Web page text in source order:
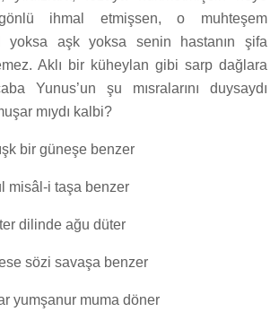
ihmal etmişsen, o muhteşem
yoksa aşk yoksa senin hastanın şifa
Aklı bir küheylan gibi sarp dağlara
Yunus’un şu mısralarını duysaydı
mıydı kalbi?
bir güneşe benzer
misâl-i taşa benzer
dilinde ağu düter
sözi savaşa benzer
yumşanur muma döner